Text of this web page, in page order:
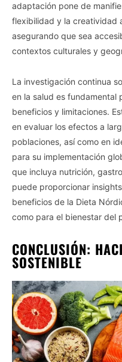
adaptación pone de
flexibilidad y la creatividad
asegurando que sea
contextos culturales y
La investigación continua
en la salud es fundamental
beneficios y limitaciones.
en evaluar los efectos a
poblaciones, así como en
para su implementación
que incluya nutrición,
puede proporcionar
beneficios de la Dieta
como para el bienestar del
CONCLUSIÓN:
SOSTENIBLE